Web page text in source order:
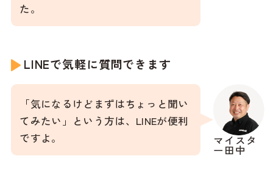
た。
LINEで気軽に質問できます
マイスタ
ー田中
「気になるけどまずはちょっと聞い
てみたい」という方は、LINEが便利
ですよ。